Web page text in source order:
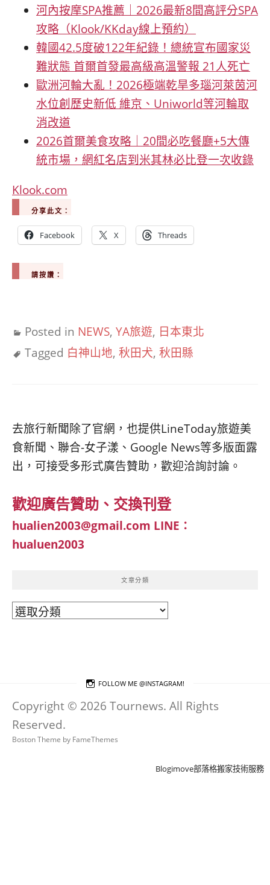
河內按摩SPA推薦｜2026最新8間高評分SPA
攻略（Klook/KKday線上預約）
韓國42.5度破122年紀錄！總統宣布國家災
難狀態 首爾首發最高級高溫警報 21人死亡
歐洲河輪大亂！2026極端乾旱多瑙河萊茵河
水位創歷史新低 維京、Uniworld等河輪取
消改道
2026首爾美食攻略｜20間必吃餐廳+5大傳
統市場，網紅名店到米其林必比登一次收錄
Klook.com
分享此文：
Facebook X Threads
請按讚：
Posted in NEWS, YA旅遊, 日本東北
Tagged 白神山地, 秋田犬, 秋田縣
去旅行新聞除了官網，也提供LineToday旅遊美
食新聞、聯合-女子漾、Google News等多版面露
出，可接受多形式廣告贊助，歡迎洽詢討論。
歡迎廣告贊助、交換刊登
hualien2003@gmail.com LINE：
hualuen2003
文章分類
文
FOLLOW ME @INSTAGRAM!
Copyright © 2026 Tournews. All Rights
Reserved.
Boston Theme by FameThemes
Blogimove部落格搬家技術服務